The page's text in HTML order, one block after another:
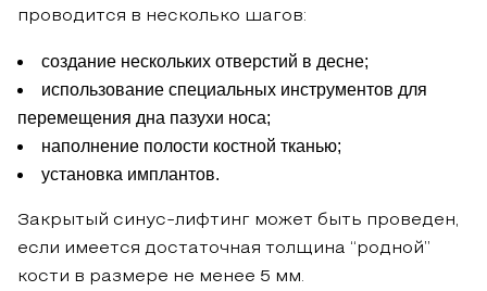
проводится в несколько шагов:
создание нескольких отверстий в десне;
использование специальных инструментов для
перемещения дна пазухи носа;
наполнение полости костной тканью;
установка имплантов.
Закрытый синус-лифтинг может быть проведен,
если имеется достаточная толщина “родной”
кости в размере не менее 5 мм.